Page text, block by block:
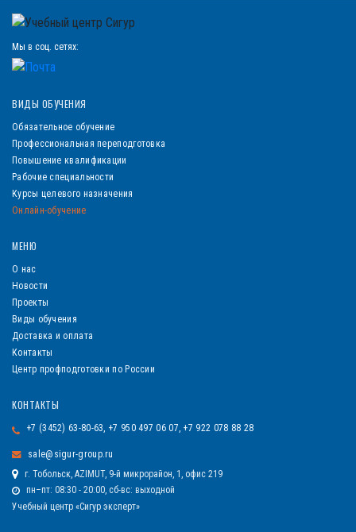
Мы в соц. сетях:
ВИДЫ ОБУЧЕНИЯ
Обязательное обучение
Профессиональная переподготовка
Повышение квалификации
Рабочие специальности
Курсы целевого назначения
Онлайн-обучение
МЕНЮ
О нас
Новости
Проекты
Виды обучения
Доставка и оплата
Контакты
Центр профподготовки по России
КОНТАКТЫ
+7 (3452) 63-80-63, +7 950 497 06 07, +7 922 078 88 28
sale@sigur-group.ru
г. Тобольск, AZIMUT, 9-й микрорайон, 1, офис 219
пн–пт: 08:30 - 20:00, сб-вс: выходной
Учебный центр «Сигур эксперт»